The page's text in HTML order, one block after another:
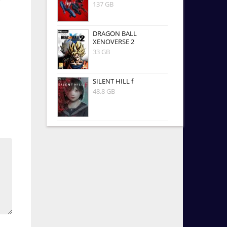
137 GB
DRAGON BALL
XENOVERSE 2
33 GB
SILENT HILL f
48.8 GB